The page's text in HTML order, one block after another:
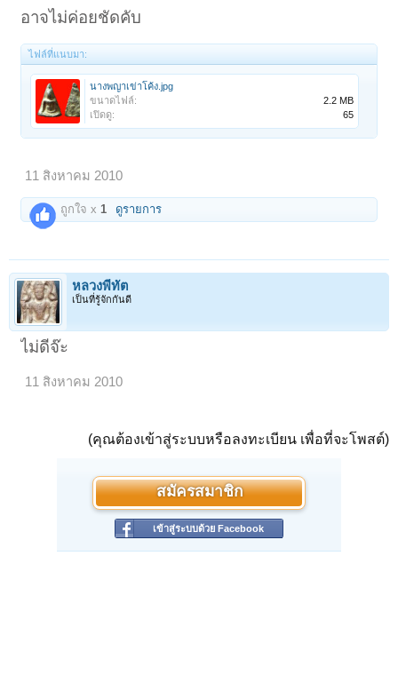
อาจไม่ค่อยชัดคับ
ไฟล์ที่แนบมา:
นางพญาเข่าโค้ง.jpg
ขนาดไฟล์:
2.2 MB
เปิดดู:
65
11 สิงหาคม 2010
ถูกใจ x1 ดูรายการ
หลวงพี่ทัต
เป็นที่รู้จักกันดี
ไม่ดีจ๊ะ
11 สิงหาคม 2010
(คุณต้องเข้าสู่ระบบหรือลงทะเบียน เพื่อที่จะโพสต์)
สมัครสมาชิก
เข้าสู่ระบบด้วย Facebook